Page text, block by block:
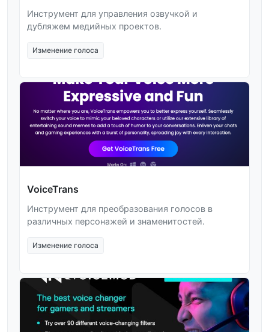
Инструмент для управления озвучкой и
дубляжем медийных проектов.
Изменение голоса
VoiceTrans
Инструмент для преобразования голосов в
различных персонажей и знаменитостей.
Изменение голоса